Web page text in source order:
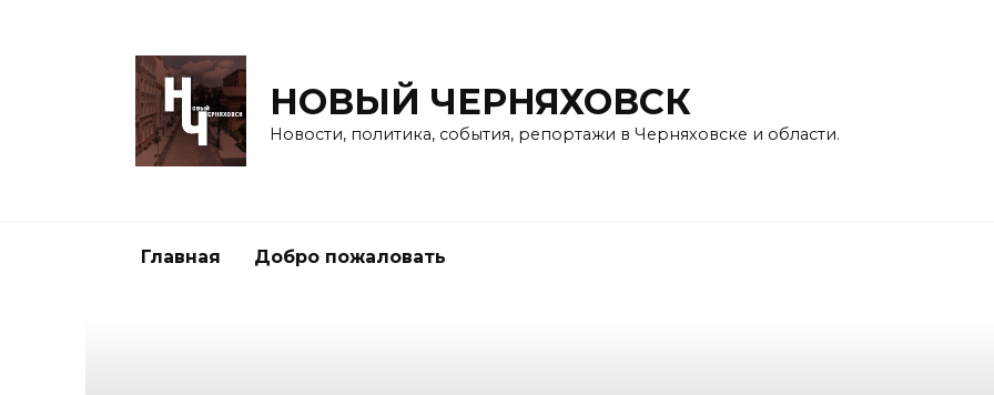
НОВЫЙ ЧЕРНЯХОВСК
Новости, политика, события, репортажи в Черняховске и области.
Главная Добро пожаловать